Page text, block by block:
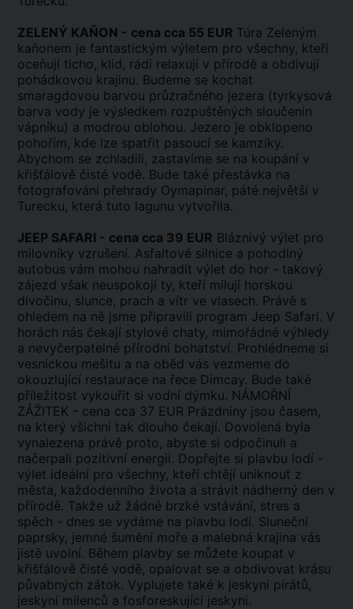
ZELENÝ KAŇON - cena cca 55 EUR Túra Zeleným
kaňonem je fantastickým výletem pro všechny, kteří
oceňují ticho, klid, rádi relaxují v přírodě a obdivují
pohádkovou krajinu. Budeme se kochat
smaragdovou barvou průzračného jezera (tyrkysová
barva vody je výsledkem rozpuštěných sloučenin
vápníku) a modrou oblohou. Jezero je obklopeno
pohořím, kde lze spatřit pasoucí se kamzíky.
Abychom se zchladili, zastavíme se na koupání v
křišťálově čisté vodě. Bude také přestávka na
fotografování přehrady Oymapinar, páté největší v
Turecku, která tuto lagunu vytvořila.
JEEP SAFARI - cena cca 39 EUR Bláznivý výlet pro
milovníky vzrušení. Asfaltové silnice a pohodlný
autobus vám mohou nahradit výlet do hor - takový
zájezd však neuspokojí ty, kteří milují horskou
divočinu, slunce, prach a vítr ve vlasech. Právě s
ohledem na ně jsme připravili program Jeep Safari. V
horách nás čekají stylové chaty, mimořádné výhledy
a nevyčerpatelné přírodní bohatství. Prohlédneme si
vesnickou mešitu a na oběd vás vezmeme do
okouzlující restaurace na řece Dimcay. Bude také
příležitost vykouřit si vodní dýmku. NÁMOŘNÍ
ZÁŽITEK - cena cca 37 EUR Prázdniny jsou časem,
na který všichni tak dlouho čekají. Dovolená byla
vynalezena právě proto, abyste si odpočinuli a
načerpali pozitivní energii. Dopřejte si plavbu lodí -
výlet ideální pro všechny, kteří chtějí uniknout z
města, každodenního života a strávit nádherný den v
přírodě. Takže už žádné brzké vstávání, stres a
spěch - dnes se vydáme na plavbu lodí. Sluneční
paprsky, jemné šumění moře a malebná krajina vás
jistě uvolní. Během plavby se můžete koupat v
křišťálově čisté vodě, opalovat se a obdivovat krásu
půvabných zátok. Vyplujete také k jeskyni pirátů,
jeskyni milenců a fosforeskující jeskyni.